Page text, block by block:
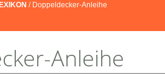
/ Doppeldecker-Anleihe
Anleihe